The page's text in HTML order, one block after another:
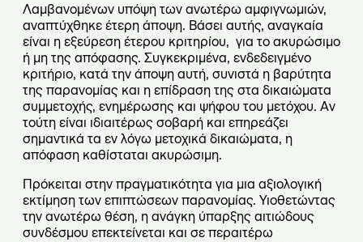
Λαμβανομένων υπόψη των ανωτέρω αμφιγνωμιών,
αναπτύχθηκε έτερη άποψη. Βάσει αυτής, αναγκαία
είναι η εξεύρεση έτερου κριτηρίου, για το ακυρώσιμο
ή μη της απόφασης. Συγκεκριμένα, ενδεδειγμένο
κριτήριο, κατά την άποψη αυτή, συνιστά η βαρύτητα
της παρανομίας και η επίδραση της στα δικαιώματα
συμμετοχής, ενημέρωσης και ψήφου του μετόχου. Αν
τούτη είναι ιδιαιτέρως σοβαρή και επηρεάζει
σημαντικά τα εν λόγω μετοχικά δικαιώματα, η
απόφαση καθίσταται ακυρώσιμη.
Πρόκειται στην πραγματικότητα για μια αξιολογική
εκτίμηση των επιπτώσεων παρανομίας. Υιοθετώντας
την ανωτέρω θέση, η ανάγκη ύπαρξης αιτιώδους
συνδέσμου επεκτείνεται και σε περαιτέρω